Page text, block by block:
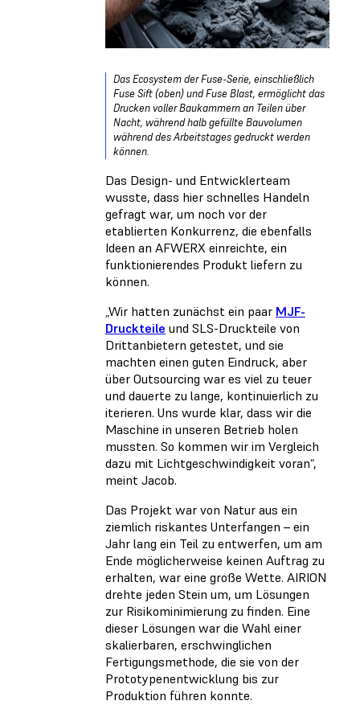
Das Ecosystem der Fuse-Serie, einschließlich
Fuse Sift (oben) und Fuse Blast, ermöglicht das
Drucken voller Baukammern an Teilen über
Nacht, während halb gefüllte Bauvolumen
während des Arbeitstages gedruckt werden
können.
Das Design- und Entwicklerteam
wusste, dass hier schnelles Handeln
gefragt war, um noch vor der
etablierten Konkurrenz, die ebenfalls
Ideen an AFWERX einreichte, ein
funktionierendes Produkt liefern zu
können.
„Wir hatten zunächst ein paar MJF-
Druckteile und SLS-Druckteile von
Drittanbietern getestet, und sie
machten einen guten Eindruck, aber
über Outsourcing war es viel zu teuer
und dauerte zu lange, kontinuierlich zu
iterieren. Uns wurde klar, dass wir die
Maschine in unseren Betrieb holen
mussten. So kommen wir im Vergleich
dazu mit Lichtgeschwindigkeit voran“,
meint Jacob.
Das Projekt war von Natur aus ein
ziemlich riskantes Unterfangen – ein
Jahr lang ein Teil zu entwerfen, um am
Ende möglicherweise keinen Auftrag zu
erhalten, war eine große Wette. AIRION
drehte jeden Stein um, um Lösungen
zur Risikominimierung zu finden. Eine
dieser Lösungen war die Wahl einer
skalierbaren, erschwinglichen
Fertigungsmethode, die sie von der
Prototypenentwicklung bis zur
Produktion führen konnte.